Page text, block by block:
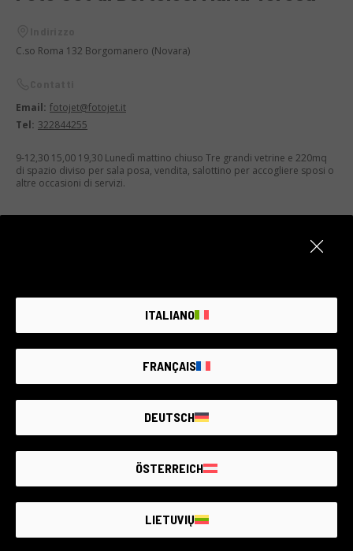
C.so Roma 132 Borgomanero (Novara)
Email: fotojet@fotojet.it
Tel: 322844255
9-12,30 15,00 19,30 Lunedì mattino chiuso Tre grandi vetrine e 220mq
di spazio diviso per sala posa, vendita, salottino per accogliere sposi o
altre occasioni di servizi.
ITALIANO
FRANÇAIS
DEUTSCH
ÖSTERREICH
LIETUVIŲ